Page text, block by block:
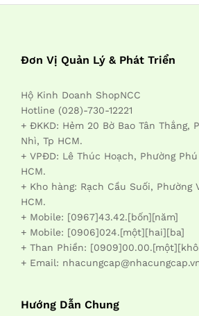
Đơn Vị Quản Lý & Phát Triển
Hộ Kinh Doanh ShopNCC
Hotline (028)-730-12221
+ ĐKKD: Hẻm 20 Bờ Bao Tân Thắng,
Nhì, Tp HCM.
+ VPĐD: Lê Thúc Hoạch, Phường
HCM.
+ Kho hàng: Rạch Cầu Suối, Phường
HCM.
+ Mobile: [0967]43.42.[bốn][năm]
+ Mobile: [0906]024.[một][hai][ba]
+ Than Phiền:
+ Email:
Hướng Dẫn Chung